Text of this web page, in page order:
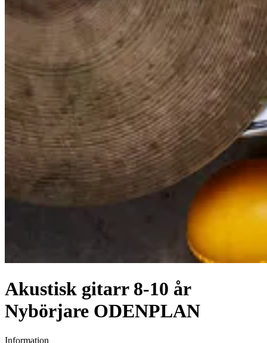
Akustisk gitarr 8-10 år
Nybörjare ODENPLAN
Information